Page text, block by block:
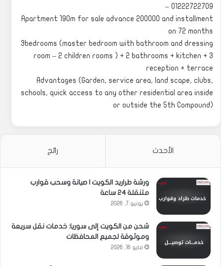
01222722709 –
Apartment 190m for sale advance 200000 and installment
on 72 months
3bedrooms (master bedroom with bathroom and dressing
room – 2 children rooms ) + 2 bathrooms + kitchen + 3
reception + terrace
Advantages (Garden, service area, land scape, clubs,
schools, quick access to any other residential area inside
or outside the 5th Compound)
الأحدث رائج
ورشة طراريد الكويت | صيانة وسحب قوارب
متنقلة 24 ساعة
يونيو 7, 2026
شحن من الكويت إلى سوريا: خدمات نقل سريعة
وموثوقة لجميع المحافظات
مايو 16, 2026